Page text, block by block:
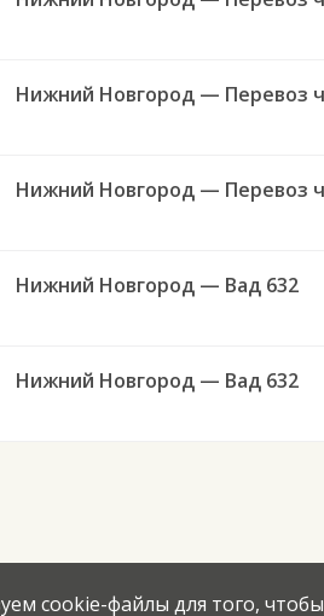
Нижний Новгород — Вад 632
Нижний Новгород — Вад 632
cookie-файлы для того,